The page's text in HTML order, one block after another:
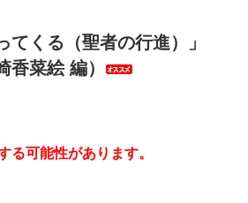
てくる（聖者の行進）」
香菜絵 編）
る可能性があります。